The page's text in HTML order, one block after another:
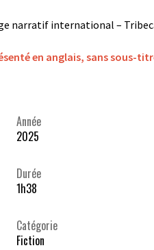
narratif international –
en anglais, sans sous-
Année
2025
Durée
1h38
Catégorie
Fiction